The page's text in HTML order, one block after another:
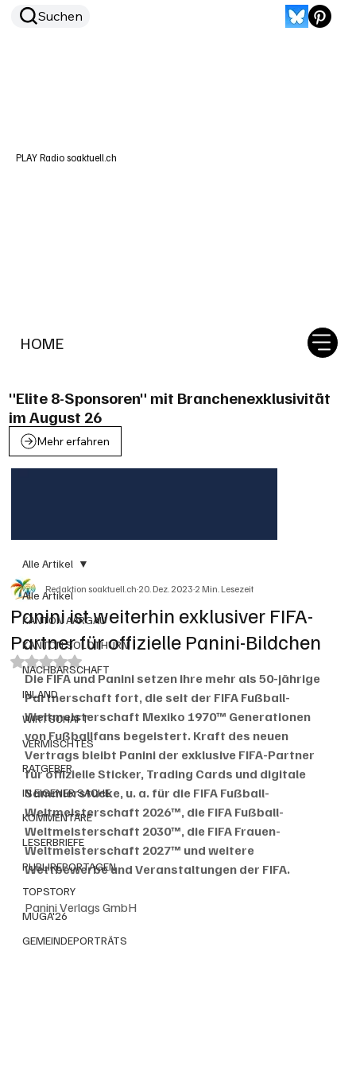
HOME
Suchen
PLAY Radio soaktuell.ch
"Elite 8-Sponsoren" mit Branchenexklusivität
im August 26
Mehr erfahren
Alle Artikel
KANTON AARGAU
KANTON SOLOTHURN
NACHBARSCHAFT
INLAND
WIRTSCHAFT
VERMISCHTES
RATGEBER
IN EIGENER SACHE
KOMMENTARE
LESERBRIEFE
PUBLIREPORTAGEN
TOPSTORY
MUGA'26
GEMEINDEPORTRÄTS
Alle Artikel
Panini ist weiterhin exklusiver FIFA-
Partner für offizielle Panini-Bildchen
Redaktion soaktuell.ch20. Dez. 20232 Min. Lesezeit
Mit NaN von 5 Sternen bewertet.
Die FIFA und Panini setzen ihre mehr als 50-jährige
Partnerschaft fort, die seit der FIFA Fußball-
Weltmeisterschaft Mexiko 1970™ Generationen
von Fußballfans begeistert. Kraft des neuen
Vertrags bleibt Panini der exklusive FIFA-Partner
für offizielle Sticker, Trading Cards und digitale
Sammlerstücke, u. a. für die FIFA Fußball-
Weltmeisterschaft 2026™, die FIFA Fußball-
Weltmeisterschaft 2030™, die FIFA Frauen-
Weltmeisterschaft 2027™ und weitere
Wettbewerbe und Veranstaltungen der FIFA.
Panini Verlags GmbH